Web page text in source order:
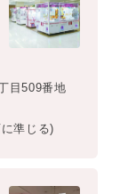
目509番地
準じる)